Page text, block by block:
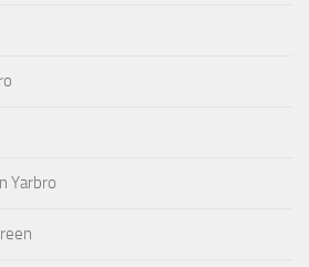
Yarbro